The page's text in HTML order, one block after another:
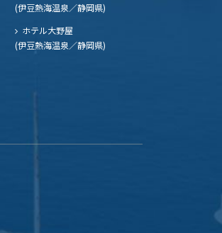
(伊豆熱海温泉／静岡県)
ホテル大野屋
(伊豆熱海温泉／静岡県)